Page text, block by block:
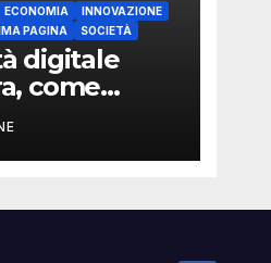
ECONOMIA
INNOVAZIONE
PAGINA SOCIETÀ
digitale
come